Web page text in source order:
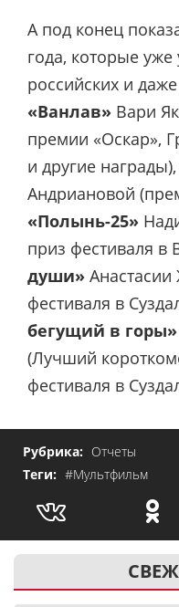
А под конец
года, которые уже
российских и
«Ванлав» Вари
премии «Оскар»,
и другие награды),
Андриановой
«Полынь-25»
приз фестиваля в
души»
фестиваля в
бегущий в горы»
(Лучший
фестиваля в
Рубрика: Отчеты
Теги: #Мультфильм